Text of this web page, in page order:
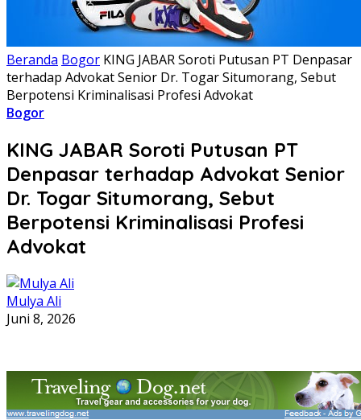
Beranda Bogor KING JABAR Soroti Putusan PT Denpasar
terhadap Advokat Senior Dr. Togar Situmorang, Sebut
Berpotensi Kriminalisasi Profesi Advokat
Bogor
KING JABAR Soroti Putusan PT
Denpasar terhadap Advokat Senior
Dr. Togar Situmorang, Sebut
Berpotensi Kriminalisasi Profesi
Advokat
Mulya Ali
Juni 8, 2026